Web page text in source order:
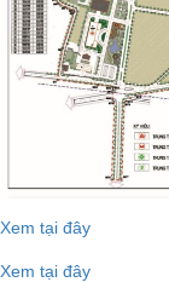
Xem tại đây
Xem tại đây